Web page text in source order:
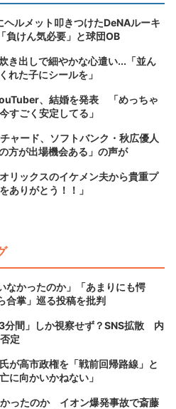
ルメット叩きつけたDeNAルーキ
けん気必要」と球団OB
き出しで細やかな心遣い...「並ん
れた子にシールを」
、結婚を発表 「めっちゃ
すごく安定してる」
ャード、ソフトバンク・秋広優人
方が出場機会ある」の声が
リックスのイケメン夫から貴重プ
ありがとう！！」
なかったのか」「あまりにも愕
掌」巡る投稿を批判
分間」しか視察せず？SNS拡散 内
定
が高市政権を「戦前回帰路線」と
向かいかねない」
ったのか イオン爆発事故で斎藤